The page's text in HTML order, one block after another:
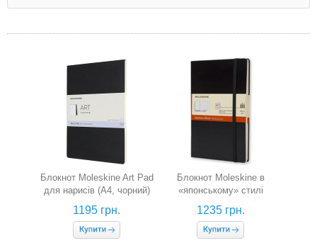
Блокнот Moleskine Art Pad
для нарисів (А4, чорний)
1195 грн.
Блокнот Moleskine в
«японському» стилі
(середній)
1235 грн.